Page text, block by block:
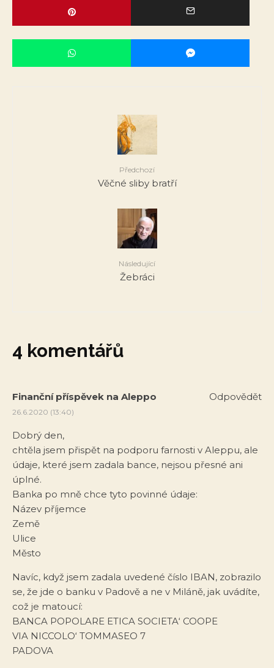
Předchozí
Věčné sliby bratří
Následující
Žebráci
4 komentářů
Finanční příspěvek na Aleppo
26.6.2020 (13:40)
Dobrý den,
chtěla jsem přispět na podporu farnosti v Aleppu, ale
údaje, které jsem zadala bance, nejsou přesné ani
úplné.
Banka po mně chce tyto povinné údaje:
Název příjemce
Země
Ulice
Město
Navíc, když jsem zadala uvedené číslo IBAN, zobrazilo
se, že jde o banku v Padově a ne v Miláně, jak uvádíte,
což je matoucí:
BANCA POPOLARE ETICA SOCIETA‘ COOPE
VIA NICCOLO‘ TOMMASEO 7
PADOVA
Odpovědět